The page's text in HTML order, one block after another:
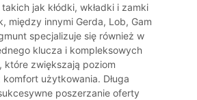
jak kłódki, wkładki i zamki
między innymi Gerda, Lob, Gam
specjalizuje się również w
klucza i kompleksowych
które zwiększają poziom
użytkowania. Długa
poszerzanie oferty